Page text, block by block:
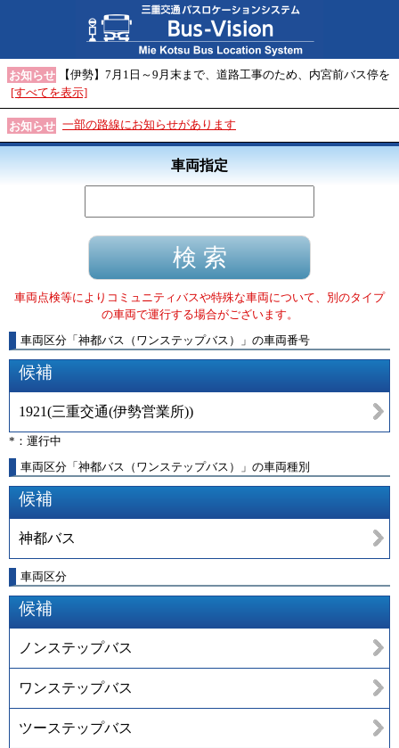
お知らせ
【伊勢】7月1日～9月末まで、道路工事のため、内宮前バス停を
[すべてを表示]
お知らせ 一部の路線にお知らせがあります
車両指定
車両点検等によりコミュニティバスや特殊な車両について、別のタイプ
の車両で運行する場合がございます。
車両区分 「 神都バス（ワンステップバス） 」 の車両番号
候補
1921(三重交通(伊勢営業所))
*：運行中
車両区分「神都バス（ワンステップバス）」の車両種別
候補
神都バス
車両区分
候補
ノンステップバス
ワンステップバス
ツーステップバス